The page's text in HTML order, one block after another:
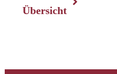
Übersicht